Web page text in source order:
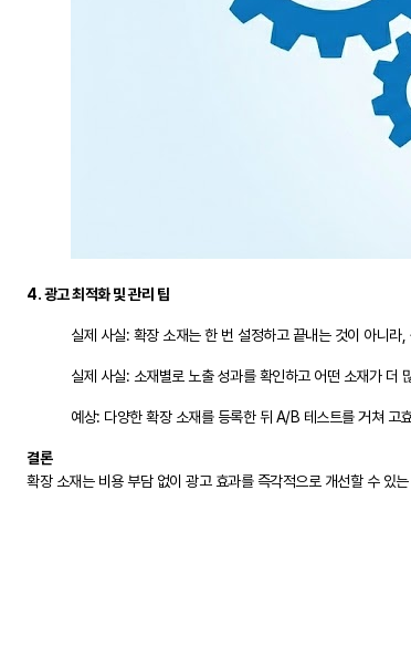
4. 광고 최적화 및 관리 팁
실제 사실: 확장 소재는 한 번 설정하고 끝내는 것이 아니
실제 사실: 소재별로 노출 성과를 확인하고 어떤 소재가 더
예상: 다양한 확장 소재를 등록한 뒤 A/B 테스트를 거쳐 고
결론
확장 소재는 비용 부담 없이 광고 효과를 즉각적으로 개선할 수 있